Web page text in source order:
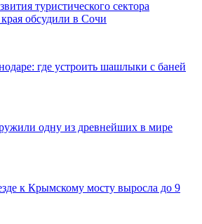
туристического сектора
обсудили в Сочи
где устроить шашлыки с баней
одну из древнейших в мире
к Крымскому мосту выросла до 9